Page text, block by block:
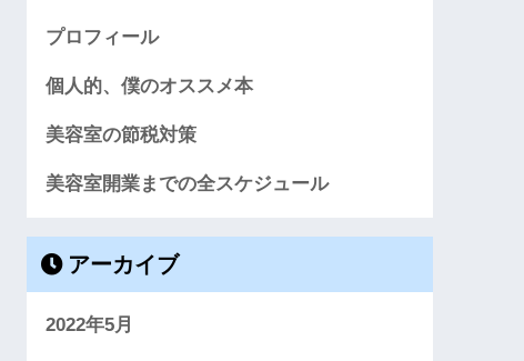
プロフィール
個人的、僕のオススメ本
美容室の節税対策
美容室開業までの全スケジュール
アーカイブ
2022年5月